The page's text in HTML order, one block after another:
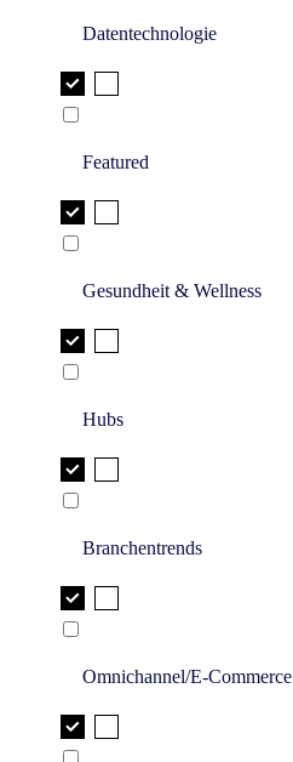
Datentechnologie
Featured
Gesundheit & Wellness
Hubs
Branchentrends
Omnichannel/E-Commerce